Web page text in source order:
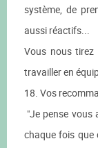
système, de
aussi réactifs...
Vous nous tirez
travailler en
18. Vos
"Je pense vous
chaque fois que